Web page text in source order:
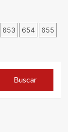
653 654
655